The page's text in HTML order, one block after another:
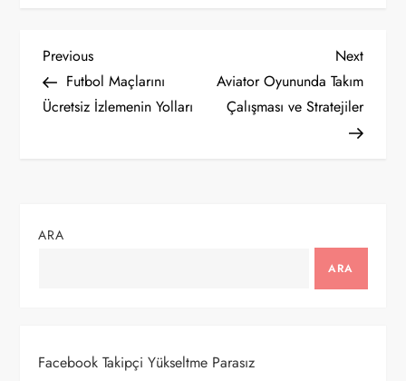
Y
a
g
i
Previous
Post
Previous
Futbol Maçlarını
Ücretsiz İzlemenin Yolları
Next
Post
Next
Aviator Oyununda Takım
Çalışması ve Stratejiler
ARA
ARA
Facebook Takipçi Yükseltme Parasız